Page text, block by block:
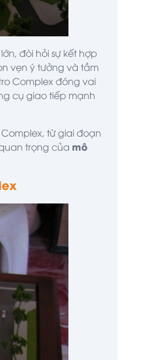
đòi hỏi sự kết hợp
vẹn ý tưởng và tầm
Complex đóng vai
cụ giao tiếp mạnh
từ giai đoạn
trọng của mô